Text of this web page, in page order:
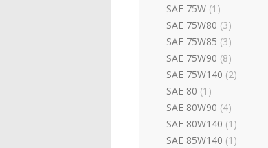
SAE 75W (1)
SAE 75W80 (3)
SAE 75W85 (3)
SAE 75W90 (8)
SAE 75W140 (2)
SAE 80 (1)
SAE 80W90 (4)
SAE 80W140 (1)
SAE 85W140 (1)